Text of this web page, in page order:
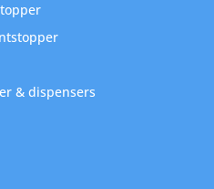
& dispensers